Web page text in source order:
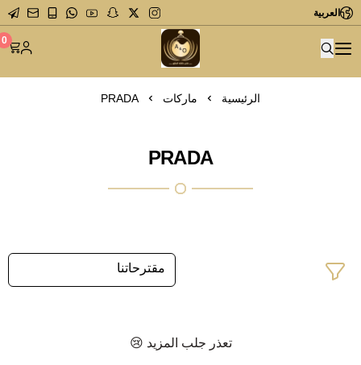
العربية
متجر عاشق العطور 0
الرئيسية ماركات PRADA
PRADA
تعذر جلب المزيد 😢